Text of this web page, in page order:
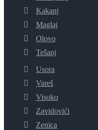
Kakanj
Maglaj
Olovo
Tešanj
Usora
Vareš
Visoko
Zavidovići
Zenica